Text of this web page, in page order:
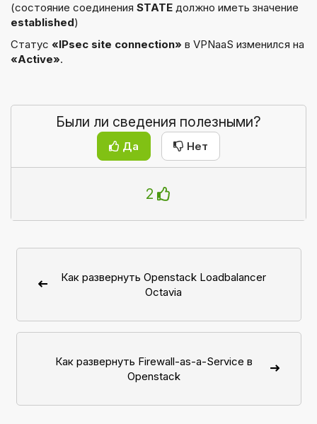
(состояние соединения STATE должно иметь значение
established)
Cтатус «IPsec site connection» в VPNaaS изменился на
«Active».
Были ли сведения полезными?
Да Нет
2
Как развернуть Openstack Loadbalancer
Octavia
Как развернуть Firewall-as-a-Service в
Openstack